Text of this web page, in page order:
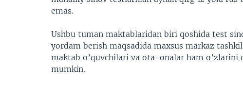
emas.
Ushbu tuman maktablaridan biri qoshida test
yordam berish maqsadida maxsus markaz
maktab o’quvchilari va ota-onalar ham
mumkin.